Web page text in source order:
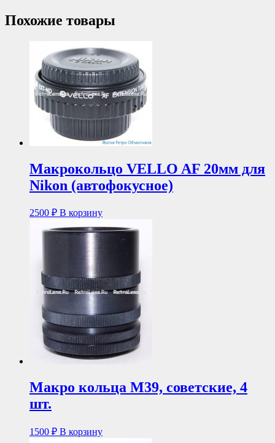
Похожие товары
Макрокольцо VELLO AF 20мм для
Nikon (автофокусное)
2500 ₽ В корзину
Макро кольца М39, советские, 4
шт.
1500 ₽ В корзину